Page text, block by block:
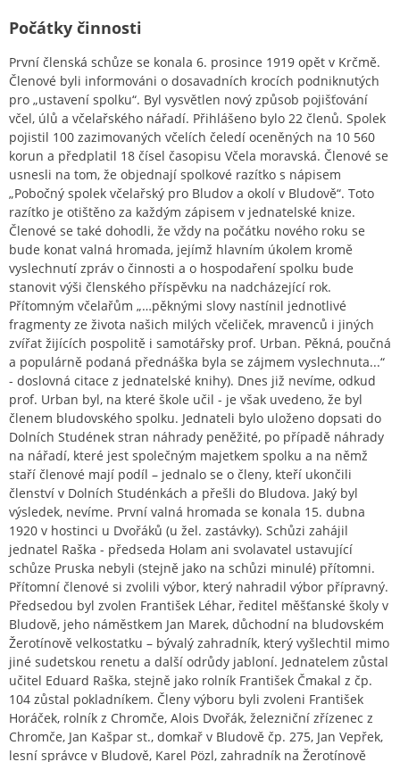
Počátky činnosti
První členská schůze se konala 6. prosince 1919 opět v Krčmě.
Členové byli informováni o dosavadních krocích podniknutých
pro „ustavení spolku“. Byl vysvětlen nový způsob pojišťování
včel, úlů a včelařského nářadí. Přihlášeno bylo 22 členů. Spolek
pojistil 100 zazimovaných včelích čeledí oceněných na 10 560
korun a předplatil 18 čísel časopisu Včela moravská. Členové se
usnesli na tom, že objednají spolkové razítko s nápisem
„Pobočný spolek včelařský pro Bludov a okolí v Bludově“. Toto
razítko je otištěno za každým zápisem v jednatelské knize.
Členové se také dohodli, že vždy na počátku nového roku se
bude konat valná hromada, jejímž hlavním úkolem kromě
vyslechnutí zpráv o činnosti a o hospodaření spolku bude
stanovit výši členského příspěvku na nadcházející rok.
Přítomným včelařům „…pěknými slovy nastínil jednotlivé
fragmenty ze života našich milých včeliček, mravenců i jiných
zvířat žijících pospolitě i samotářsky prof. Urban. Pěkná, poučná
a populárně podaná přednáška byla se zájmem vyslechnuta...“
- doslovná citace z jednatelské knihy). Dnes již nevíme, odkud
prof. Urban byl, na které škole učil - je však uvedeno, že byl
členem bludovského spolku. Jednateli bylo uloženo dopsati do
Dolních Studének stran náhrady peněžité, po případě náhrady
na nářadí, které jest společným majetkem spolku a na němž
staří členové mají podíl – jednalo se o členy, kteří ukončili
členství v Dolních Studénkách a přešli do Bludova. Jaký byl
výsledek, nevíme. První valná hromada se konala 15. dubna
1920 v hostinci u Dvořáků (u žel. zastávky). Schůzi zahájil
jednatel Raška - předseda Holam ani svolavatel ustavující
schůze Pruska nebyli (stejně jako na schůzi minulé) přítomni.
Přítomní členové si zvolili výbor, který nahradil výbor přípravný.
Předsedou byl zvolen František Léhar, ředitel měšťanské školy v
Bludově, jeho náměstkem Jan Marek, důchodní na bludovském
Žerotínově velkostatku – bývalý zahradník, který vyšlechtil mimo
jiné sudetskou renetu a další odrůdy jabloní. Jednatelem zůstal
učitel Eduard Raška, stejně jako rolník František Čmakal z čp.
104 zůstal pokladníkem. Členy výboru byli zvoleni František
Horáček, rolník z Chromče, Alois Dvořák, železniční zřízenec z
Chromče, Jan Kašpar st., domkař v Bludově čp. 275, Jan Vepřek,
lesní správce v Bludově, Karel Pözl, zahradník na Žerotínově